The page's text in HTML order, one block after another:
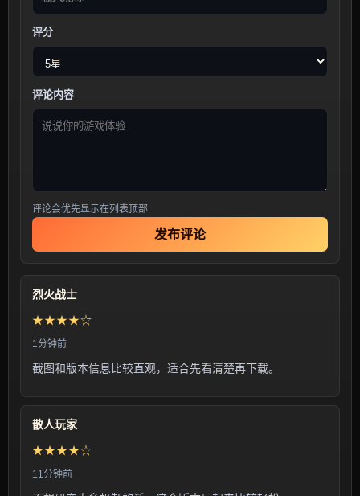
评分
评论内容
评论会优先显示在列表顶部
发布评论
烈火战士
★★★★☆
1分钟前
截图和版本信息比较直观，适合先看清楚再下载。
散人玩家
★★★★☆
11分钟前